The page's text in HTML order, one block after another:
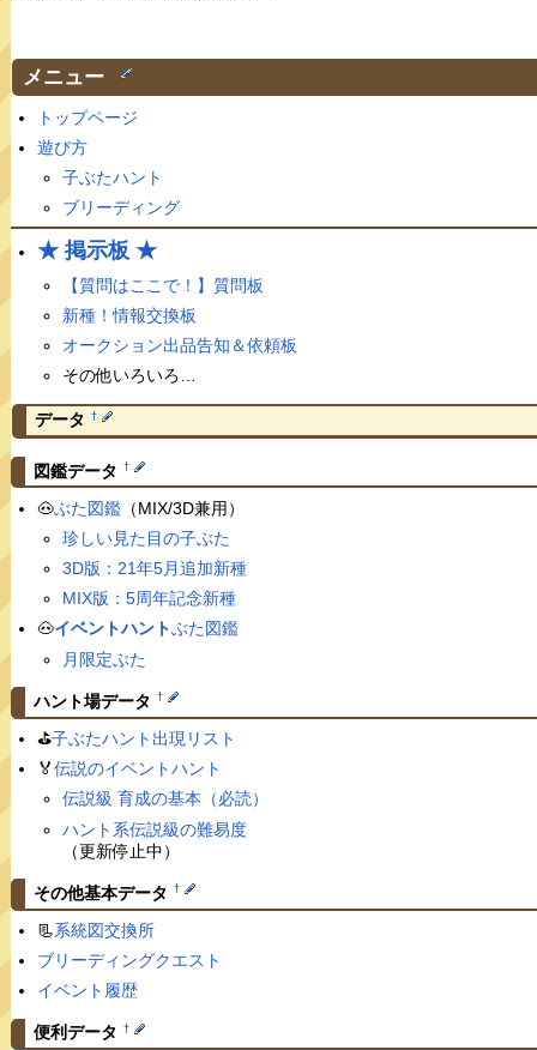
メニュー †
トップページ
遊び方
子ぶたハント
ブリーディング
★ 掲示板 ★
【質問はここで！】質問板
新種！情報交換板
オークション出品告知＆依頼板
その他いろいろ…
データ †
図鑑データ †
🐽ぶた図鑑（MIX/3D兼用）
珍しい見た目の子ぶた
3D版：21年5月追加新種
MIX版：5周年記念新種
🐽イベントハントぶた図鑑
月限定ぶた
ハント場データ †
⛳️子ぶたハント出現リスト
🏅伝説のイベントハント
伝説級 育成の基本（必読）
ハント系伝説級の難易度
（更新停止中）
その他基本データ †
📃系統図交換所
ブリーディングクエスト
イベント履歴
便利データ †